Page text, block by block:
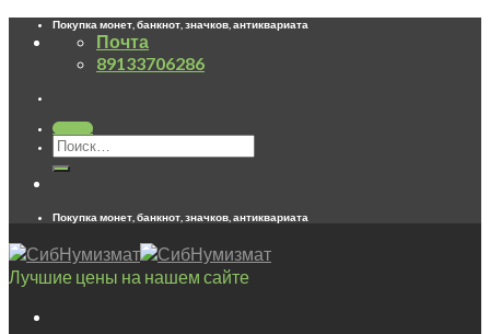
Skip
Покупка монет, банкнот, значков, антиквариата
Почта
89133706286
Отзывы
Покупка монет, банкнот, значков, антиквариата
Лучшие цены на нашем сайте